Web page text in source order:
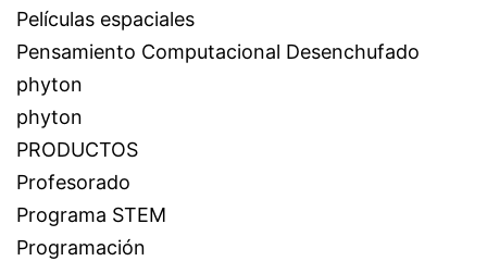
Películas espaciales
Pensamiento Computacional Desenchufado
phyton
phyton
PRODUCTOS
Profesorado
Programa STEM
Programación